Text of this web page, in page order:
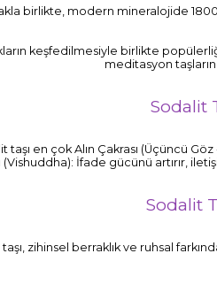
birlikte, modern mineralojide
keşfedilmesiyle birlikte
meditasyon
Sodalit
taşı en çok Alın Çakrası (Üçüncü
(Vishuddha): İfade gücünü artırır,
Sodalit
zihinsel berraklık ve ruhsal